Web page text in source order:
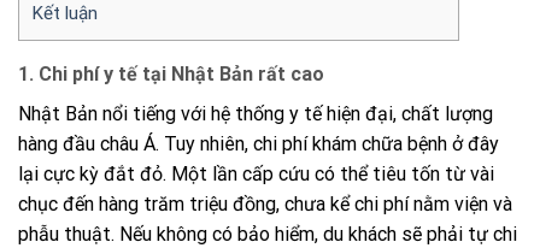
Kết luận
1. Chi phí y tế tại Nhật Bản rất cao
Nhật Bản nổi tiếng với hệ thống y tế hiện đại, chất lượng
hàng đầu châu Á. Tuy nhiên, chi phí khám chữa bệnh ở đây
lại cực kỳ đắt đỏ. Một lần cấp cứu có thể tiêu tốn từ vài
chục đến hàng trăm triệu đồng, chưa kể chi phí nằm viện và
phẫu thuật. Nếu không có bảo hiểm, du khách sẽ phải tự chi